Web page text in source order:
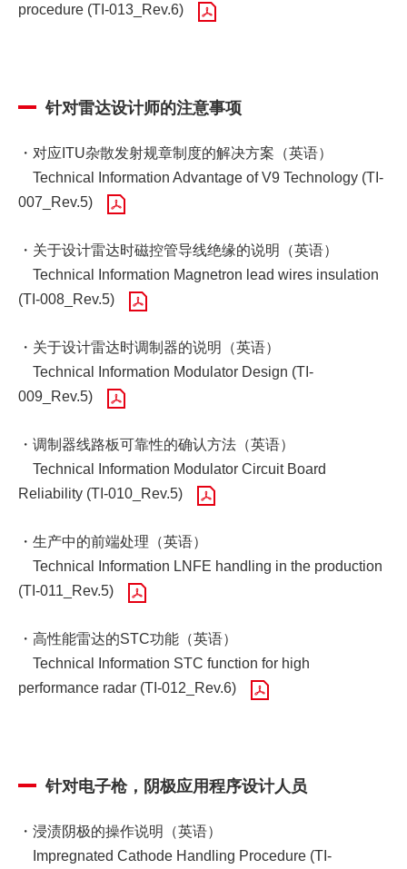
procedure (TI-013_Rev.6)
针对雷达设计师的注意事项
・对应ITU杂散发射规章制度的解决方案（英语）
Technical Information Advantage of V9 Technology (TI-
007_Rev.5)
・关于设计雷达时磁控管导线绝缘的说明（英语）
Technical Information Magnetron lead wires insulation
(TI-008_Rev.5)
・关于设计雷达时调制器的说明（英语）
Technical Information Modulator Design (TI-
009_Rev.5)
・调制器线路板可靠性的确认方法（英语）
Technical Information Modulator Circuit Board
Reliability (TI-010_Rev.5)
・生产中的前端处理（英语）
Technical Information LNFE handling in the production
(TI-011_Rev.5)
・高性能雷达的STC功能（英语）
Technical Information STC function for high
performance radar (TI-012_Rev.6)
针对电子枪，阴极应用程序设计人员
・浸渍阴极的操作说明（英语）
Impregnated Cathode Handling Procedure (TI-